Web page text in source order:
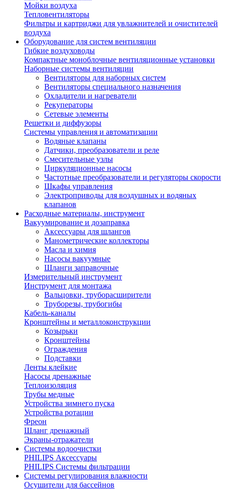
Мойки воздуха
Тепловентиляторы
Фильтры и картриджи для увлажнителей и очистителей
воздуха
Оборудование для систем вентиляции
Гибкие воздуховоды
Компактные моноблочные вентиляционные установки
Наборные системы вентиляции
Вентиляторы для наборных систем
Вентиляторы специального назначения
Охладители и нагреватели
Рекуператоры
Сетевые элементы
Решетки и диффузоры
Системы управления и автоматизации
Водяные клапаны
Датчики, преобразователи и реле
Смесительные узлы
Циркуляционные насосы
Частотные преобразователи и регуляторы скорости
Шкафы управления
Электроприводы для воздушных и водяных
клапанов
Расходные материалы, инструмент
Вакуумирование и дозаправка
Аксессуары для шлангов
Манометрические коллекторы
Масла и химия
Насосы вакуумные
Шланги заправочные
Измерительный инструмент
Инструмент для монтажа
Вальцовки, труборасширители
Труборезы, трубогибы
Кабель-каналы
Кронштейны и металлоконструкции
Козырьки
Кронштейны
Ограждения
Подставки
Ленты клейкие
Насосы дренажные
Теплоизоляция
Трубы медные
Устройства зимнего пуска
Устройства ротации
Фреон
Шланг дренажный
Экраны-отражатели
Системы водоочистки
PHILIPS Аксессуары
PHILIPS Системы фильтрации
Системы регулирования влажности
Осушители для бассейнов